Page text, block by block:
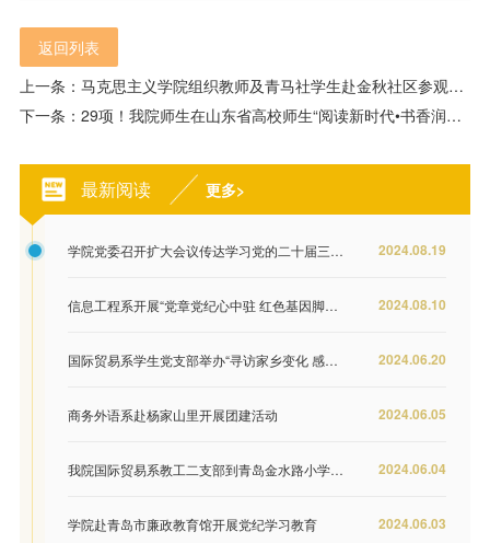
返回列表
上一条：马克思主义学院组织教师及青马社学生赴金秋社区参观学习
下一条：29项！我院师生在山东省高校师生“阅读新时代•书香润校园”阅读活动中喜获佳绩
最新阅读 更多>
2024.08.19
学院党委召开扩大会议传达学习党的二十届三中全会精神
2024.08.10
信息工程系开展“党章党纪心中驻 红色基因脚下行”主题党日活动
2024.06.20
国际贸易系学生党支部举办“寻访家乡变化 感悟伟大成就”摄影展
2024.06.05
商务外语系赴杨家山里开展团建活动
2024.06.04
我院国际贸易系教工二支部到青岛金水路小学开展科普志愿服务活动
2024.06.03
学院赴青岛市廉政教育馆开展党纪学习教育